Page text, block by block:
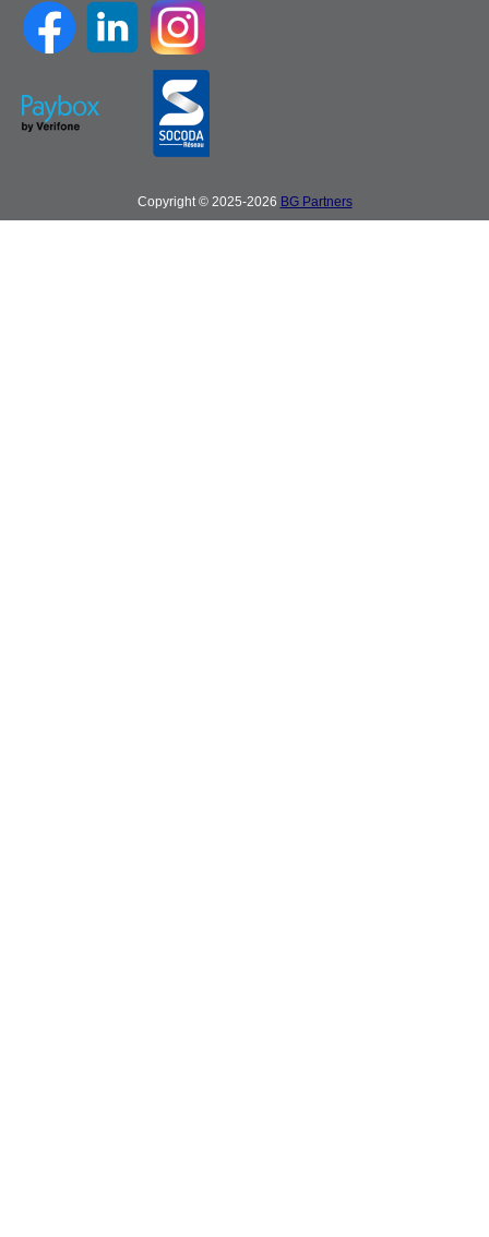
Copyright © 2025-2026 BG Partners